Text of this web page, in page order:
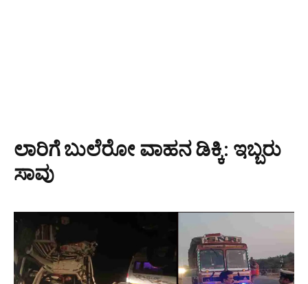
ಲಾರಿಗೆ ಬುಲೆರೋ ವಾಹನ ಡಿಕ್ಕಿ: ಇಬ್ಬರು
ಸಾವು